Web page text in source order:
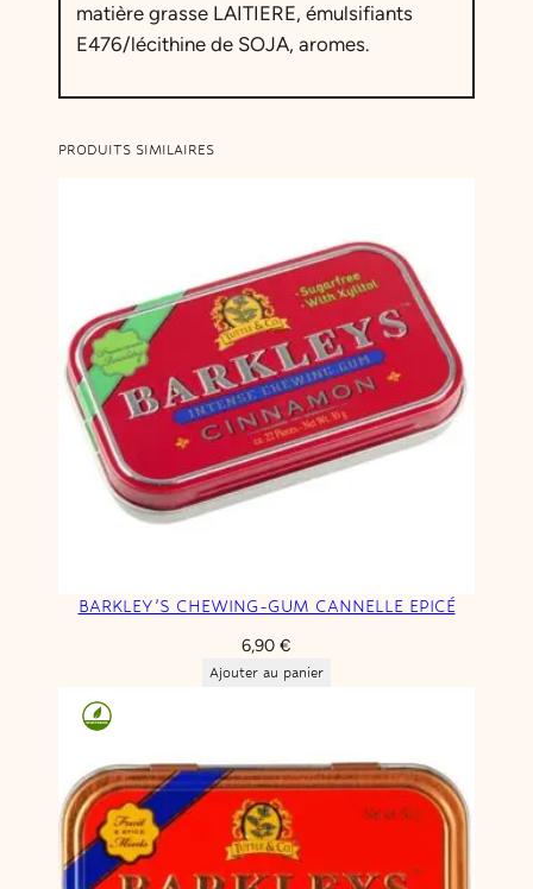
matière grasse LAITIERE, émulsifiants
E476/lécithine de SOJA, aromes.
PRODUITS SIMILAIRES
BARKLEY’S CHEWING-GUM CANNELLE EPICÉ
6,90 €
Ajouter au panier